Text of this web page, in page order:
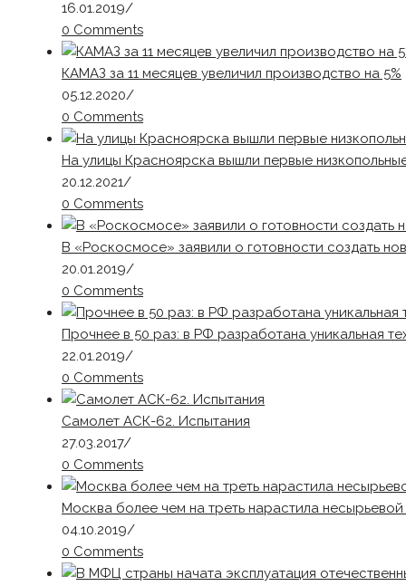
16.01.2019/
0 Comments
КАМАЗ за 11 месяцев увеличил производство на 5%
05.12.2020/
0 Comments
На улицы Красноярска вышли первые
20.12.2021/
0 Comments
В «Роскосмосе» заявили о готовности создать
20.01.2019/
0 Comments
Прочнее в 50 раз: в РФ разработана уникальная
22.01.2019/
0 Comments
Самолет АСК-62. Испытания
27.03.2017/
0 Comments
Москва более чем на треть нарастила
04.10.2019/
0 Comments